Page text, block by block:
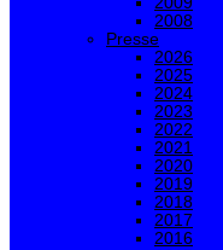
2008
Presse
2026
2025
2024
2023
2022
2021
2020
2019
2018
2017
2016